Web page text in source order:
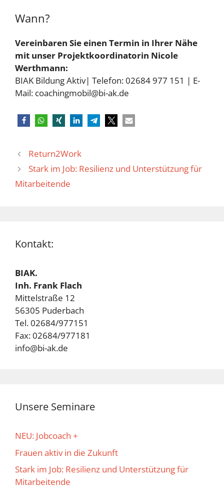
Wann?
Vereinbaren Sie einen Termin in Ihrer Nähe
mit unser Projektkoordinatorin Nicole
Werthmann:
BIAK Bildung Aktiv| Telefon: 02684 977 151 | E-
Mail: coachingmobil@bi-ak.de
Return2Work
Stark im Job: Resilienz und Unterstützung für
Mitarbeitende
Kontakt:
BIAK.
Inh. Frank Flach
Mittelstraße 12
56305 Puderbach
Tel. 02684/977151
Fax: 02684/977181
info@bi-ak.de
Unsere Seminare
NEU: Jobcoach +
Frauen aktiv in die Zukunft
Stark im Job: Resilienz und Unterstützung für
Mitarbeitende